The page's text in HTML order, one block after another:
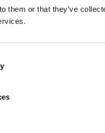
them or that they’ve